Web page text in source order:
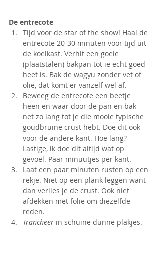
De entrecote
Tijd voor de star of the show! Haal de
entrecote 20-30 minuten voor tijd uit
de koelkast. Verhit een goeie
(plaatstalen) bakpan tot ie echt goed
heet is. Bak de wagyu zonder vet of
olie, dat komt er vanzelf wel af.
Beweeg de entrecote een beetje
heen en waar door de pan en bak
net zo lang tot je die mooie typische
goudbruine crust hebt. Doe dit ook
voor de andere kant. Hoe lang?
Lastige, ik doe dit altijd wat op
gevoel. Paar minuutjes per kant.
Laat een paar minuten rusten op een
rekje. Niet op een plank leggen want
dan verlies je de crust. Ook niet
afdekken met folie om diezelfde
reden.
Trancheer in schuine dunne plakjes.